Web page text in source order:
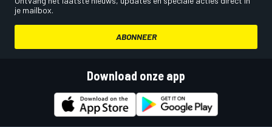
je mailbox.
ABONNEER
Download onze app